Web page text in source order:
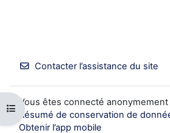
Ouvrir l’index du cours
Contacter l’assistance du site
Vous êtes connecté anonymement
Résumé de conservation de
Obtenir l’app mobile